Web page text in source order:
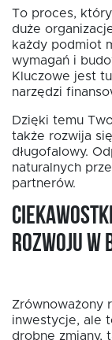
To proces,
duże
każdy podmiot
wymagań i
Kluczowe jest
narzędzi
Dzięki temu
także rozwija
długofalowy.
naturalnych
partnerów.
rozwoju w
Zrównoważony
inwestycje, ale
drobne zmiany,